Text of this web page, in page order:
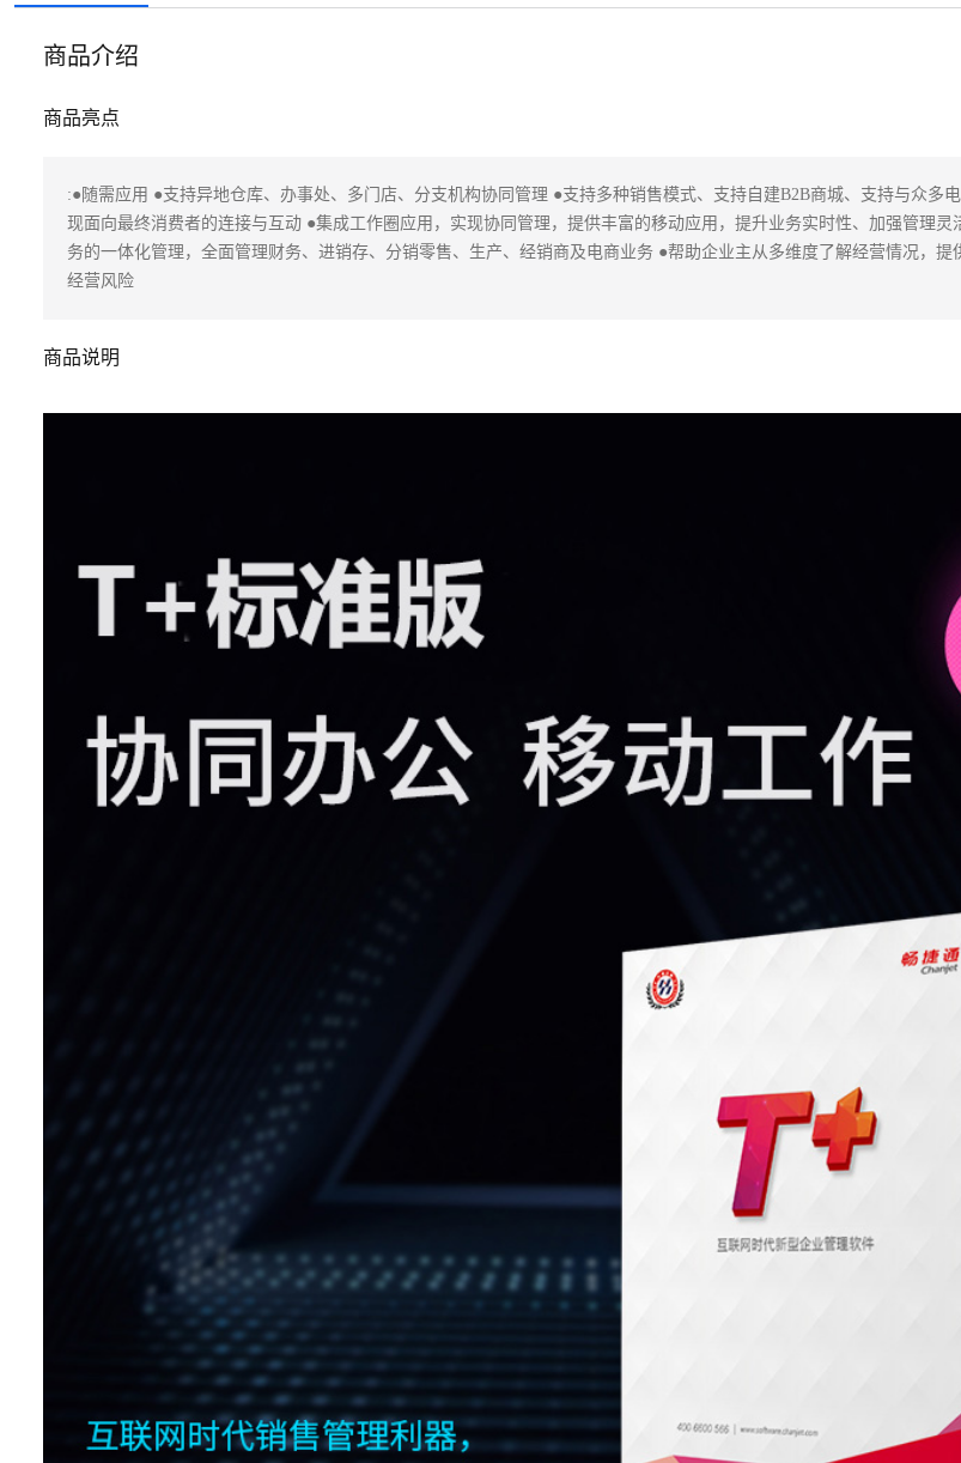
商品介绍
商品亮点
:●随需应用 ●支持异地仓库、办事处、多门店、分支机构协同管理 ●支持多种销售模式、支持自建B2B商城、支持与众多
现面向最终消费者的连接与互动 ●集成工作圈应用，实现协同管理，提供丰富的移动应用，提升业务实时性、加强管理灵
务的一体化管理，全面管理财务、进销存、分销零售、生产、经销商及电商业务 ●帮助企业主从多维度了解经营情况，提
经营风险
商品说明